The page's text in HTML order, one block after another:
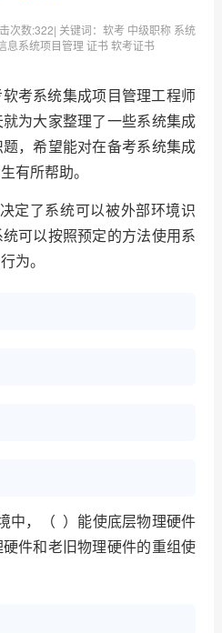
次数:322| 关键词：软考 中级职称 系统
息系统项目管理 证书 软考证书
考系统集成项目管理工程师
为大家整理了一些系统集成
，希望能对在备考系统集成
有所帮助。
定了系统可以被外部环境识
可以按照预定的方法使用系
为。
中，（ ）能使底层物理硬件
件和老旧物理硬件的重组使